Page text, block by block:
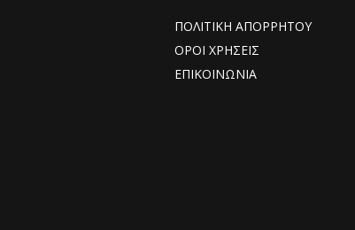
ΠΟΛΙΤΙΚΗ ΑΠΟΡΡΗΤΟΥ
ΟΡΟΙ ΧΡΗΣΕΙΣ
ΕΠΙΚΟΙΝΩΝΙΑ